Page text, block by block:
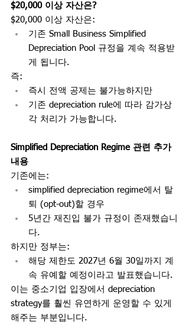
$20,000 이상 자산은?
$20,000 이상 자산은:
기존 Small Business Simplified
Depreciation Pool 규정을 계속 적용받
게 됩니다.
즉:
즉시 전액 공제는 불가능하지만
기존 depreciation rule에 따라 감가상
각 처리가 가능합니다.
Simplified Depreciation Regime 관련 추가
내용
기존에는:
simplified depreciation regime에서 탈
퇴 (opt-out)할 경우
5년간 재진입 불가 규정이 존재했습니
다.
하지만 정부는:
해당 제한도 2027년 6월 30일까지 계
속 유예할 예정이라고 발표했습니다.
이는 중소기업 입장에서 depreciation
strategy를 훨씬 유연하게 운영할 수 있게
해주는 부분입니다.